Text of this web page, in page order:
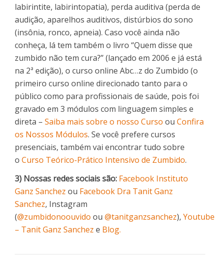
labirintite, labirintopatia), perda auditiva (perda de
audição, aparelhos auditivos, distúrbios do sono
(insônia, ronco, apneia). Caso você ainda não
conheça, lá tem também o livro “Quem disse que
zumbido não tem cura?” (lançado em 2006 e já está
na 2ª edição), o curso online Abc…z do Zumbido (o
primeiro curso online direcionado tanto para o
público como para profissionais de saúde, pois foi
gravado em 3 módulos com linguagem simples e
direta – Saiba mais sobre o nosso Curso ou Confira
os Nossos Módulos. Se você prefere cursos
presenciais, também vai encontrar tudo sobre
o Curso Teórico-Prático Intensivo de Zumbido.
3) Nossas redes sociais são: Facebook Instituto
Ganz Sanchez ou Facebook Dra Tanit Ganz
Sanchez, Instagram
(@zumbidonoouvido ou @tanitganzsanchez), Youtube
– Tanit Ganz Sanchez e Blog.